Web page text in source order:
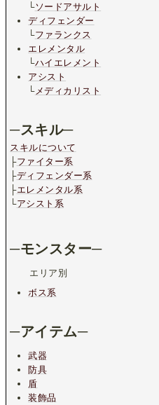
└ソードアサルト
ディフェンダー
└ファランクス
エレメンタル
└ハイエレメント
アシスト
└メディカリスト
─スキル─
スキルについて
├ファイター系
├ディフェンダー系
├エレメンタル系
└アシスト系
─モンスター─
エリア別
ボス系
─アイテム─
武器
防具
盾
装飾品